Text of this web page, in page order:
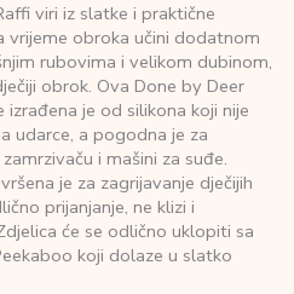
viri iz slatke i praktične
vrijeme obroka učini dodatnom
rubovima i velikom dubinom,
obrok. Ova Done by Deer
izrađena je od silikona koji nije
udarce, a pogodna je za
i mašini za suđe.
je za zagrijavanje dječijih
prijanjanje, ne klizi i
će se odlično uklopiti sa
koji dolaze u slatko